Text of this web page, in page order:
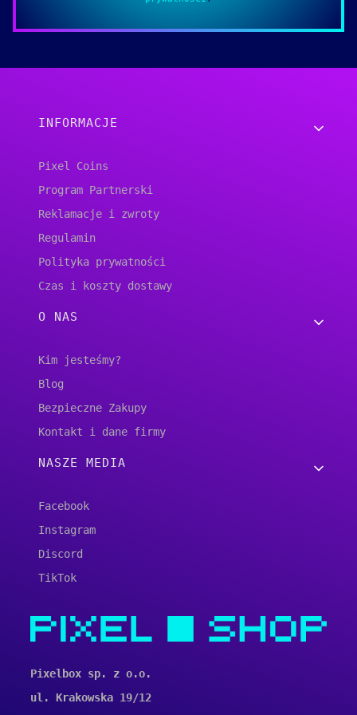
Linki w stopce
INFORMACJE
Pixel Coins
Program Partnerski
Reklamacje i zwroty
Regulamin
Polityka prywatności
Czas i koszty dostawy
O NAS
Kim jesteśmy?
Blog
Bezpieczne Zakupy
Kontakt i dane firmy
NASZE MEDIA
Facebook
Instagram
Discord
TikTok
Pixelbox sp. z o.o.
ul. Krakowska 19/12